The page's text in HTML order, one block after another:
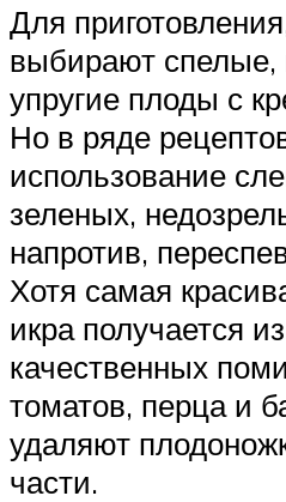
Для
выбирают спелые,
упругие плоды с
Но в ряде
использование
зеленых,
напротив,
Хотя самая
икра получается
качественных
томатов, перца и
удаляют
части.